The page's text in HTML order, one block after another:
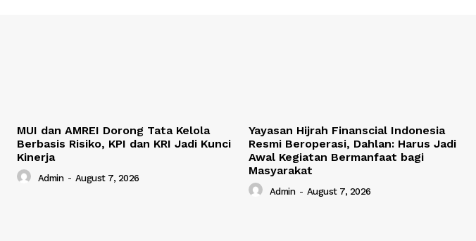
MUI dan AMREI Dorong Tata Kelola
Berbasis Risiko, KPI dan KRI Jadi Kunci
Kinerja
Admin - August 7, 2026
Yayasan Hijrah Finanscial Indonesia
Resmi Beroperasi, Dahlan: Harus Jadi
Awal Kegiatan Bermanfaat bagi
Masyarakat
Admin - August 7, 2026